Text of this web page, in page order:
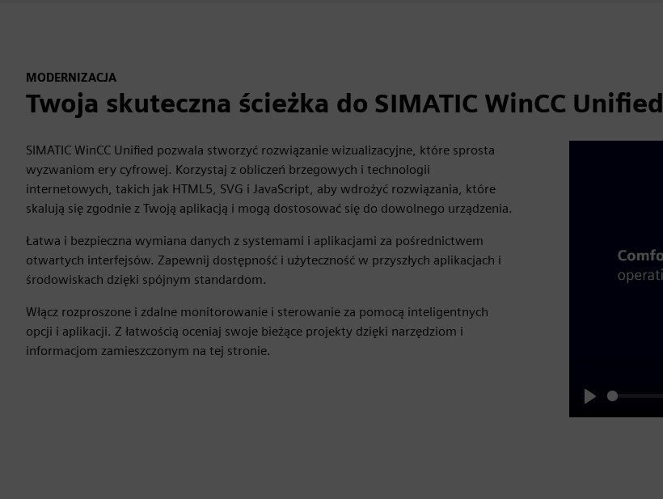
MODERNIZACJA
Twoja skuteczna ścieżka do SIMATIC WinCC Unified
SIMATIC WinCC Unified pozwala stworzyć rozwiązanie wizualizacyjne, które sprosta
wyzwaniom ery cyfrowej. Korzystaj z obliczeń brzegowych i technologii
internetowych, takich jak HTML5, SVG i JavaScript, aby wdrożyć rozwiązania, które
skalują się zgodnie z Twoją aplikacją i mogą dostosować się do dowolnego urządzenia.
Łatwa i bezpieczna wymiana danych z systemami i aplikacjami za pośrednictwem
otwartych interfejsów. Zapewnij dostępność i użyteczność w przyszłych aplikacjach i
środowiskach dzięki spójnym standardom.
Włącz rozproszone i zdalne monitorowanie i sterowanie za pomocą inteligentnych
opcji i aplikacji. Z łatwością oceniaj swoje bieżące projekty dzięki narzędziom i
informacjom zamieszczonym na tej stronie.
Play